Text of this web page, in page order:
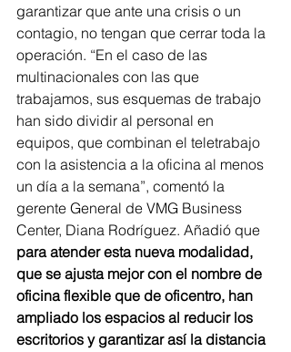
garantizar que ante una crisis o un
contagio, no tengan que cerrar toda la
operación. “En el caso de las
multinacionales con las que
trabajamos, sus esquemas de trabajo
han sido dividir al personal en
equipos, que combinan el teletrabajo
con la asistencia a la oficina al menos
un día a la semana”, comentó la
gerente General de VMG Business
Center, Diana Rodríguez. Añadió que
para atender esta nueva modalidad,
que se ajusta mejor con el nombre de
oficina flexible que de oficentro, han
ampliado los espacios al reducir los
escritorios y garantizar así la distancia